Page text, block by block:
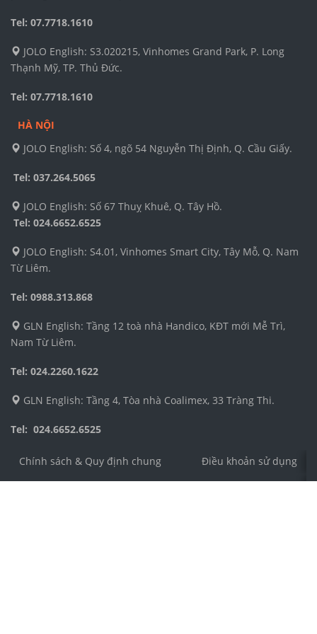
Tel: 07.7718.1610
JOLO English: S3.020215, Vinhomes Grand Park, P. Long
Thạnh Mỹ, TP. Thủ Đức.
Tel: 07.7718.1610
HÀ NỘI
JOLO English: Số 4, ngõ 54 Nguyễn Thị Định, Q. Cầu Giấy.
Tel: 037.264.5065
JOLO English: Số 67 Thuỵ Khuê, Q. Tây Hồ.
Tel: 024.6652.6525
JOLO English: S4.01, Vinhomes Smart City, Tây Mỗ, Q. Nam
Từ Liêm.
Tel: 0988.313.868
GLN English: Tầng 12 toà nhà Handico, KĐT mới Mễ Trì,
Nam Từ Liêm.
Tel: 024.2260.1622
GLN English: Tầng 4, Tòa nhà Coalimex, 33 Tràng Thi.
Tel: 024.6652.6525
Chính sách & Quy định chung Điều khoản sử dụng